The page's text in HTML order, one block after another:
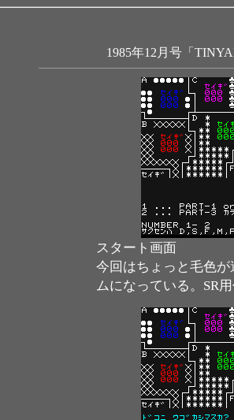
1985年12月号「
スタート画面
今回はちょっと毛色
ムになっている。SR